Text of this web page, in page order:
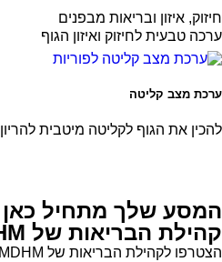
חיזוק, איזון ובריאות מבפנים
ערכה טבעית לחיזוק ואיזון הגוף
ערכת מצב קליטה
להכין את הגוף לקליטה מיטבית להריון
המסע שלך מתחיל כאן
קהילת הבריאות של MDHM